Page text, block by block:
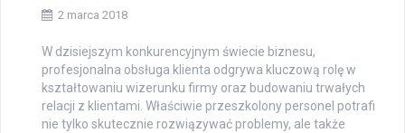
2 marca 2018
W dzisiejszym konkurencyjnym świecie biznesu,
profesjonalna obsługa klienta odgrywa kluczową rolę w
kształtowaniu wizerunku firmy oraz budowaniu trwałych
relacji z klientami. Właściwie przeszkolony personel potrafi
nie tylko skutecznie rozwiązywać problemy, ale także